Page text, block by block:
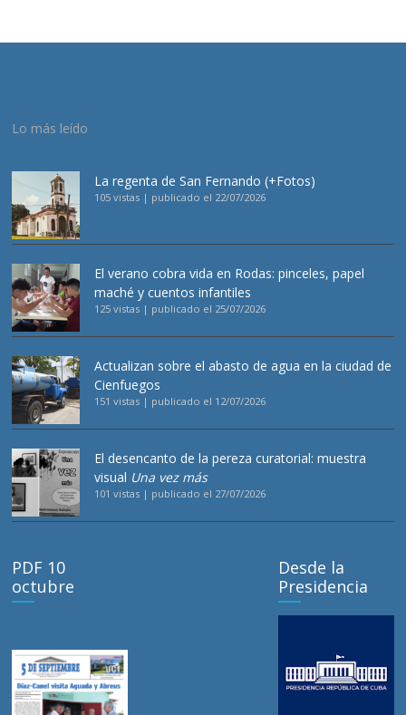
Lo más leído
La regenta de San Fernando (+Fotos)
105 vistas | publicado el 22/07/2026
El verano cobra vida en Rodas: pinceles, papel
maché y cuentos infantiles
125 vistas | publicado el 25/07/2026
Actualizan sobre el abasto de agua en la ciudad de
Cienfuegos
151 vistas | publicado el 12/07/2026
El desencanto de la pereza curatorial: muestra
visual Una vez más
101 vistas | publicado el 27/07/2026
PDF 10
octubre
Desde la
Presidencia